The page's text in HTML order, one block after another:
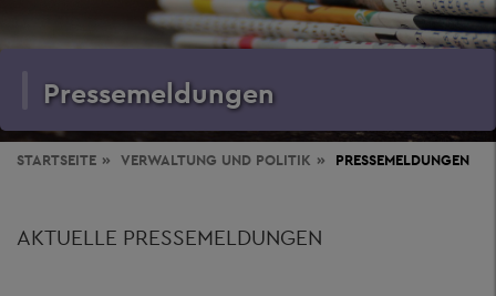
Pressemeldungen
STARTSEITE VERWALTUNG UND POLITIK PRESSEMELDUNGEN
AKTUELLE PRESSEMELDUNGEN